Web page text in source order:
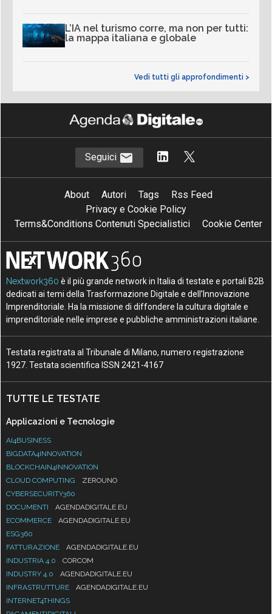
L’IA nel turismo corre, ma non per tutti:
la mappa italiana e globale
Vedi tutti gli approfondimenti >
Seguici
About Autori Tags
Rss Feed
Privacy e Cookie Policy
Terms&Conditions Contenuti Specialistici
Cookie Center
Nextwork360 è il più grande network in Italia di testate e portali B2B
dedicati ai temi della Trasformazione Digitale e dell’Innovazione
Imprenditoriale. Ha la missione di diffondere la cultura digitale e
imprenditoriale nelle imprese e pubbliche amministrazioni italiane.
Testata registrata al Tribunale di Milano, numero registrazione
1927. Testata scientifica ISSN 2421-4167
TUTTE LE TESTATE
Applicazioni e Tecnologie
AI4BUSINESS
BIGDATA4INNOVATION
BLOCKCHAIN4INNOVATION
CLOUD COMPUTING
ZEROUNO
CYBERSECURITY360
DOCUMENTI
AGENDADIGITALE.EU
ECOMMERCE
AGENDADIGITALE.EU
ESG360
FATTURAZIONE
AGENDADIGITALE.EU
INDUSTRIA 4.0
CORCOM
INDUSTRY 4.0
AGENDADIGITALE.EU
INFRASTRUTTURE
AGENDADIGITALE.EU
INTERNET4THINGS